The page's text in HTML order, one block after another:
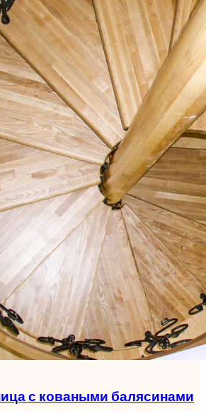
с коваными балясинами